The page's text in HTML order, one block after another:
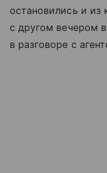
остановились и из
с другом вечером
в разговоре с